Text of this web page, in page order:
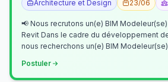
Architecture et Design
23/06
📢 Nous recrutons un(e) BIM
Revit Dans le cadre du développement de nos activités BIM,
nous recherchons un(e) BIM
Postuler